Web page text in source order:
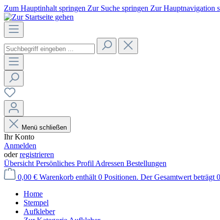
Zum Hauptinhalt springen Zur Suche springen Zur Hauptnavigation
Menü schließen
Ihr Konto
Anmelden
oderregistrieren
Übersicht Persönliches Profil Adressen Bestellungen
0,00 € Warenkorb enthält 0 Positionen. Der Gesamtwert beträgt
Home
Stempel
Aufkleber